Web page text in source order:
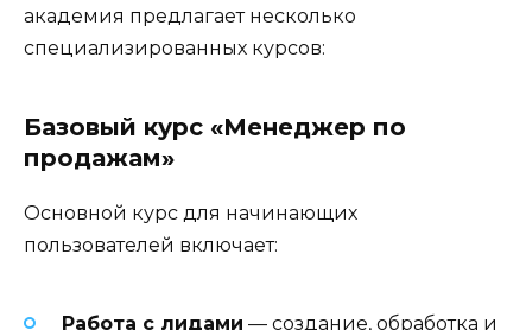
академия предлагает несколько
специализированных курсов:
Базовый курс «Менеджер по
продажам»
Основной курс для начинающих
пользователей включает:
Работа с лидами — создание, обработка и